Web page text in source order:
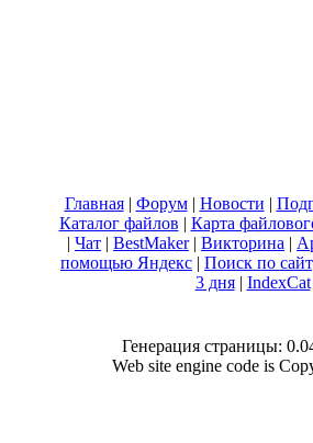
Главная| Форум| Новости |
Каталог файлов | Карта
| Чат | BestMaker| Викторина |
помощью Яндекс | Поиск по
3 дня| IndexCat
Генерация страницы:
Web site engine code is